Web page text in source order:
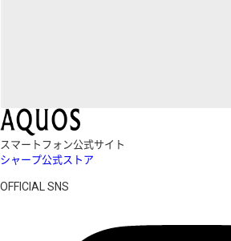
スマートフォン公式サイト
シャープ公式ストア
OFFICIAL SNS